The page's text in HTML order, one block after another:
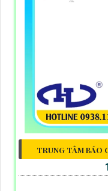
TRUNG TÂM BÁO